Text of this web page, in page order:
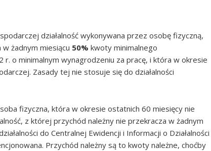
działalność wykonywana przez osobę fizyczną,
żadnym miesiącu 50% kwoty minimalnego
o minimalnym wynagrodzeniu za pracę, i która w okresie
Zasady tej nie stosuje się do działalności
fizyczna, która w okresie ostatnich 60 miesięcy nie
z której przychód należny nie przekracza w żadnym
do Centralnej Ewidencji i Informacji o Działalności
Przychód należny są to kwoty należne, choćby